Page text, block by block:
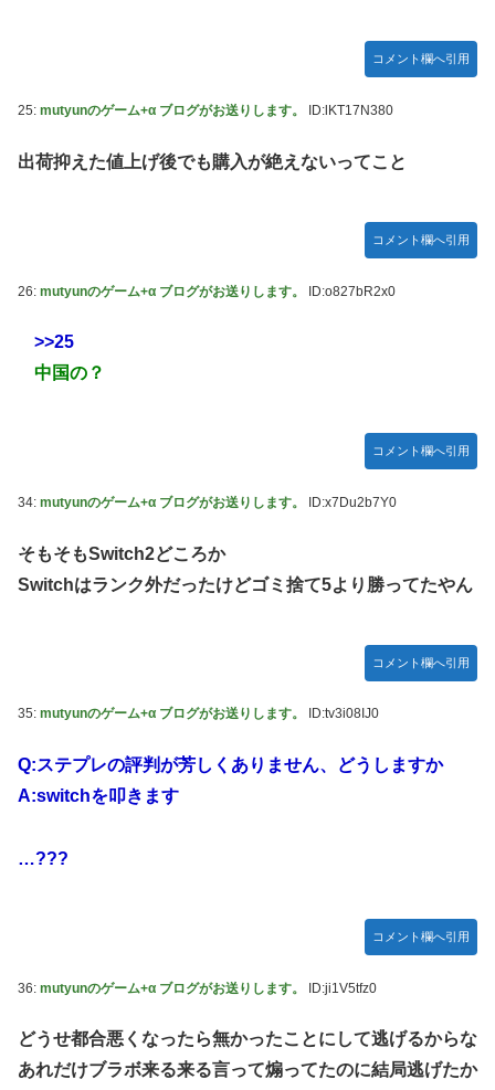
コメント欄へ引用
25: mutyunのゲーム+α ブログがお送りします。 ID:lKT17N380
出荷抑えた値上げ後でも購入が絶えないってこと
コメント欄へ引用
26: mutyunのゲーム+α ブログがお送りします。 ID:o827bR2x0
>>25
中国の？
コメント欄へ引用
34: mutyunのゲーム+α ブログがお送りします。 ID:x7Du2b7Y0
そもそもSwitch2どころか
Switchはランク外だったけどゴミ捨て5より勝ってたやん
コメント欄へ引用
35: mutyunのゲーム+α ブログがお送りします。 ID:tv3i08IJ0
Q:ステプレの評判が芳しくありません、どうしますか
A:switchを叩きます
…???
コメント欄へ引用
36: mutyunのゲーム+α ブログがお送りします。 ID:ji1V5tfz0
どうせ都合悪くなったら無かったことにして逃げるからな
あれだけブラボ来る来る言って煽ってたのに結局逃げたか